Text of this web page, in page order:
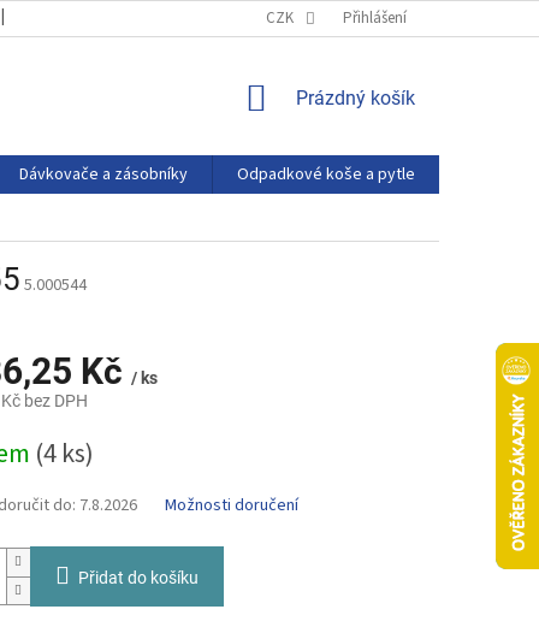
PODMÍNKY OCHRANY OSOBNÍCH ÚDAJŮ
CZK Přihlášení
NÁKUPNÍ
Prázdný košík
Dávkovače a zásobníky Odpadkové koše a pytle
5.000544
Kč / ks
bez DPH
(4 ks)
do: 7.8.2026 Možnosti doručení
Přidat do košíku